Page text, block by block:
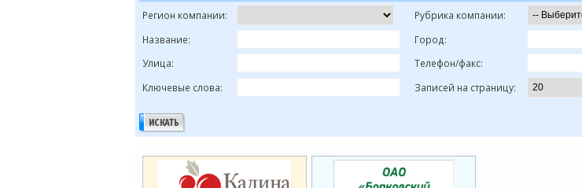
Регион компании:
Рубрика компании:
Название:
Город:
Улица:
Телефон/факс:
Ключевые слова:
Записей на страницу: